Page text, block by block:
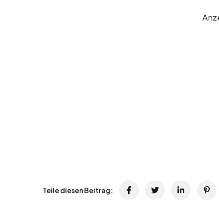
Teile diesen Beitrag: